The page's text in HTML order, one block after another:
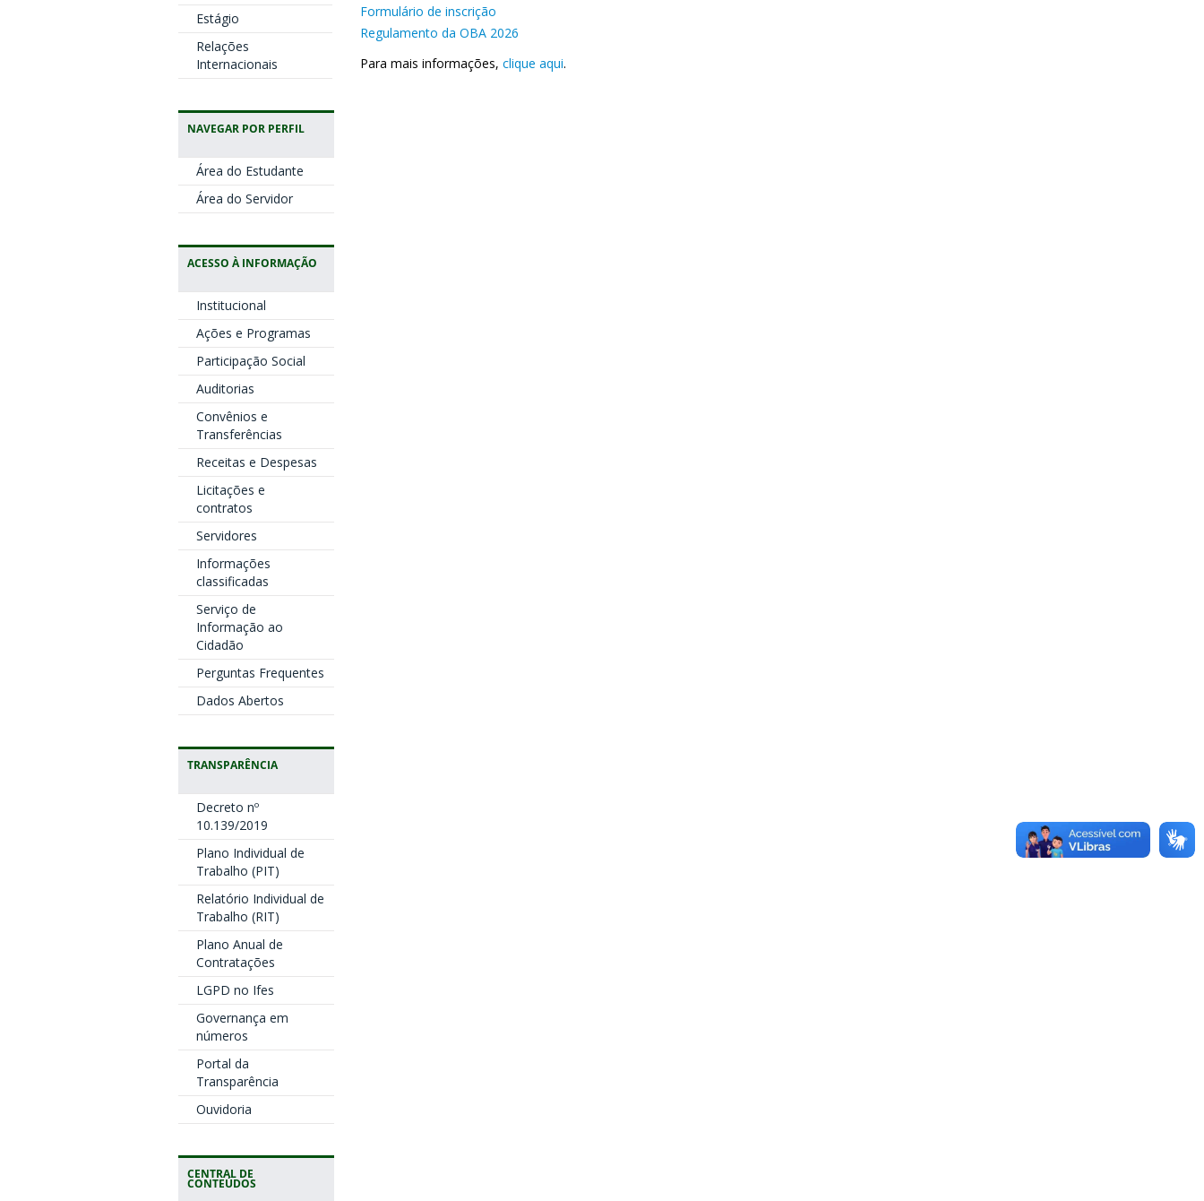
Estágio
Relações
Internacionais
NAVEGAR POR PERFIL
Área do Estudante
Área do Servidor
ACESSO À INFORMAÇÃO
Institucional
Ações e Programas
Participação Social
Auditorias
Convênios e
Transferências
Receitas e Despesas
Licitações e
contratos
Servidores
Informações
classificadas
Serviço de
Informação ao
Cidadão
Perguntas Frequentes
Dados Abertos
TRANSPARÊNCIA
Decreto nº
10.139/2019
Plano Individual de
Trabalho (PIT)
Relatório Individual de
Trabalho (RIT)
Plano Anual de
Contratações
LGPD no Ifes
Governança em
números
Portal da
Transparência
Ouvidoria
CENTRAL DE
CONTEÚDOS
Formulário de inscrição
Regulamento da OBA 2026
Para mais informações, clique aqui.